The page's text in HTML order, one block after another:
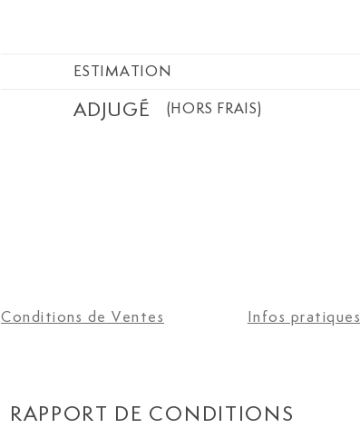
ESTIMATION
ADJUGÉ (HORS FRAIS)
Conditions de Ventes Infos pratiques
RAPPORT DE CONDITIONS